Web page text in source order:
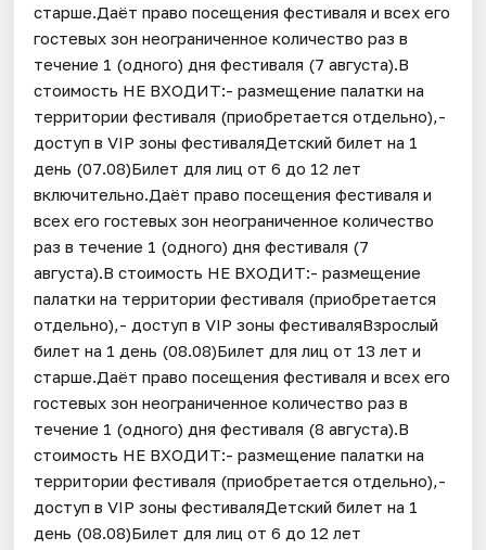
старше.Даёт право посещения фестиваля и всех его
гостевых зон неограниченное количество раз в
течение 1 (одного) дня фестиваля (7 августа).В
стоимость НЕ ВХОДИТ:- размещение палатки на
территории фестиваля (приобретается отдельно),-
доступ в VIP зоны фестиваляДетский билет на 1
день (07.08)Билет для лиц от 6 до 12 лет
включительно.Даёт право посещения фестиваля и
всех его гостевых зон неограниченное количество
раз в течение 1 (одного) дня фестиваля (7
августа).В стоимость НЕ ВХОДИТ:- размещение
палатки на территории фестиваля (приобретается
отдельно),- доступ в VIP зоны фестиваляВзрослый
билет на 1 день (08.08)Билет для лиц от 13 лет и
старше.Даёт право посещения фестиваля и всех его
гостевых зон неограниченное количество раз в
течение 1 (одного) дня фестиваля (8 августа).В
стоимость НЕ ВХОДИТ:- размещение палатки на
территории фестиваля (приобретается отдельно),-
доступ в VIP зоны фестиваляДетский билет на 1
день (08.08)Билет для лиц от 6 до 12 лет